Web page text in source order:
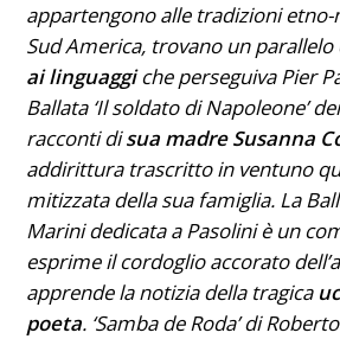
appartengono alle tradizioni
Sud America, trovano un parallelo
ai linguaggiche perseguiva Pier
Ballata ‘Il soldato di Napoleone’
racconti disua madre Susanna
addirittura trascritto in ventuno
mitizzata della sua famiglia. La
Marini dedicata a Pasolini è un
esprime il cordoglio accorato
apprende la notizia della tragica
poeta. ‘Samba de Roda’ di